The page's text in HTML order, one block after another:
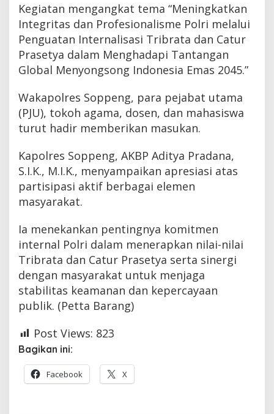
Kegiatan mengangkat tema “Meningkatkan
Integritas dan Profesionalisme Polri melalui
Penguatan Internalisasi Tribrata dan Catur
Prasetya dalam Menghadapi Tantangan
Global Menyongsong Indonesia Emas 2045.”
Wakapolres Soppeng, para pejabat utama
(PJU), tokoh agama, dosen, dan mahasiswa
turut hadir memberikan masukan.
Kapolres Soppeng, AKBP Aditya Pradana,
S.I.K., M.I.K., menyampaikan apresiasi atas
partisipasi aktif berbagai elemen
masyarakat.
Ia menekankan pentingnya komitmen
internal Polri dalam menerapkan nilai-nilai
Tribrata dan Catur Prasetya serta sinergi
dengan masyarakat untuk menjaga
stabilitas keamanan dan kepercayaan
publik. (Petta Barang)
Post Views: 823
Bagikan ini:
Facebook X